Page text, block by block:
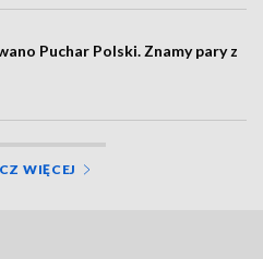
Puchar Polski. Znamy pary z
WIĘCEJ